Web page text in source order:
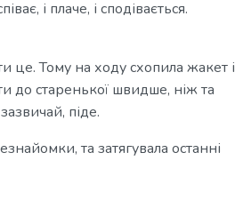
і плаче, і сподівається.
це. Тому на ходу схопила жакет і
до старенької швидше, ніж та
піде.
та затягувала останні